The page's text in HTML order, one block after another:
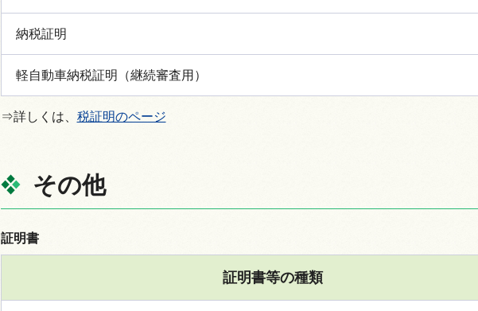
納税証明
軽自動車納税証明（継続審査用）
⇒詳しくは、 税証明のページ
その他
証明書
証明書等の種類